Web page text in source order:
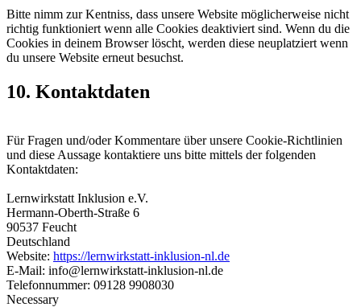
Bitte nimm zur Kentniss, dass unsere Website möglicherweise nicht
richtig funktioniert wenn alle Cookies deaktiviert sind. Wenn du die
Cookies in deinem Browser löscht, werden diese neuplatziert wenn
du unsere Website erneut besuchst.
10. Kontaktdaten
Für Fragen und/oder Kommentare über unsere Cookie-Richtlinien
und diese Aussage kontaktiere uns bitte mittels der folgenden
Kontaktdaten:
Lernwirkstatt Inklusion e.V.
Hermann-Oberth-Straße 6
90537 Feucht
Deutschland
Website: https://lernwirkstatt-inklusion-nl.de
E-Mail: info@lernwirkstatt-inklusion-nl.de
Telefonnummer: 09128 9908030
Necessary